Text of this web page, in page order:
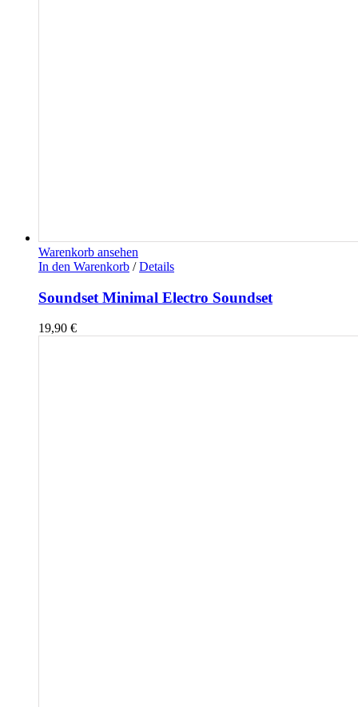
Warenkorb ansehen
In den Warenkorb / Details
Soundset Minimal Electro Soundset
19,90 €